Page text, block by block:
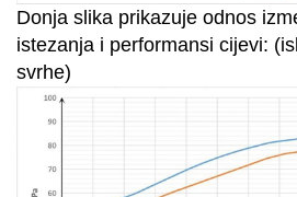
Donja slika prikazuje odnos
istezanja i performansi cijevi:
svrhe)